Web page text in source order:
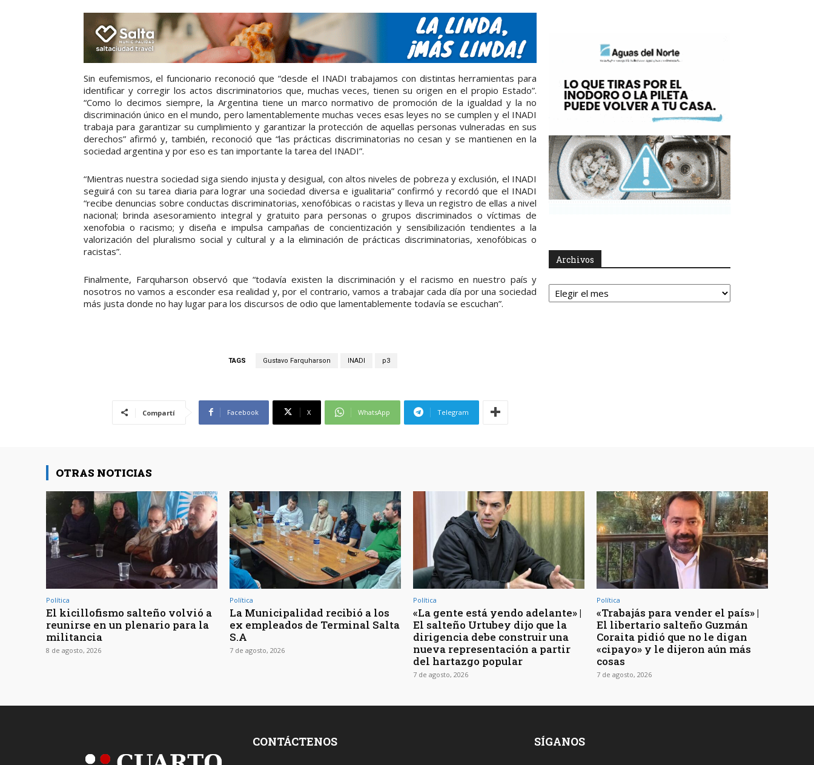
Sin eufemismos, el funcionario reconoció que “desde el INADI trabajamos con distintas herramientas para
identificar y corregir los actos discriminatorios que, muchas veces, tienen su origen en el propio Estado”.
“Como lo decimos siempre, la Argentina tiene un marco normativo de promoción de la igualdad y la no
discriminación único en el mundo, pero lamentablemente muchas veces esas leyes no se cumplen y el INADI
trabaja para garantizar su cumplimiento y garantizar la protección de aquellas personas vulneradas en sus
derechos” afirmó y, también, reconoció que “las prácticas discriminatorias no cesan y se mantienen en la
sociedad argentina y por eso es tan importante la tarea del INADI”.
“Mientras nuestra sociedad siga siendo injusta y desigual, con altos niveles de pobreza y exclusión, el INADI
seguirá con su tarea diaria para lograr una sociedad diversa e igualitaria” confirmó y recordó que el INADI
“recibe denuncias sobre conductas discriminatorias, xenofóbicas o racistas y lleva un registro de ellas a nivel
nacional; brinda asesoramiento integral y gratuito para personas o grupos discriminados o víctimas de
xenofobia o racismo; y diseña e impulsa campañas de concientización y sensibilización tendientes a la
valorización del pluralismo social y cultural y a la eliminación de prácticas discriminatorias, xenofóbicas o
racistas”.
Finalmente, Farquharson observó que “todavía existen la discriminación y el racismo en nuestro país y
nosotros no vamos a esconder esa realidad y, por el contrario, vamos a trabajar cada día por una sociedad
más justa donde no hay lugar para los discursos de odio que lamentablemente todavía se escuchan”.
TAGS Gustavo Farquharson INADI p3
Compartí Facebook X WhatsApp Telegram
Archivos
Archivos
OTRAS NOTICIAS
Política
El kicillofismo salteño volvió a
reunirse en un plenario para la
militancia
8 de agosto, 2026
Política
La Municipalidad recibió a los
ex empleados de Terminal Salta
S.A
7 de agosto, 2026
Política
«La gente está yendo adelante» |
El salteño Urtubey dijo que la
dirigencia debe construir una
nueva representación a partir
del hartazgo popular
7 de agosto, 2026
Política
«Trabajás para vender el país» |
El libertario salteño Guzmán
Coraita pidió que no le digan
«cipayo» y le dijeron aún más
cosas
7 de agosto, 2026
CONTÁCTENOS SÍGANOS